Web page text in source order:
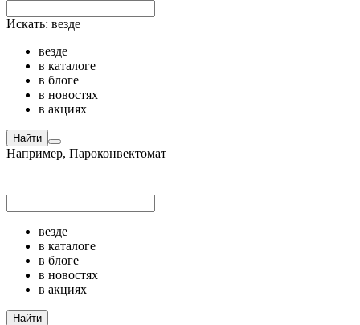
Искать: везде
везде
в каталоге
в блоге
в новостях
в акциях
Найти
Например, Пароконвектомат
везде
в каталоге
в блоге
в новостях
в акциях
Найти